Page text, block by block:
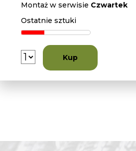
Montaż w serwisie Czwartek
Ostatnie sztuki
Kup